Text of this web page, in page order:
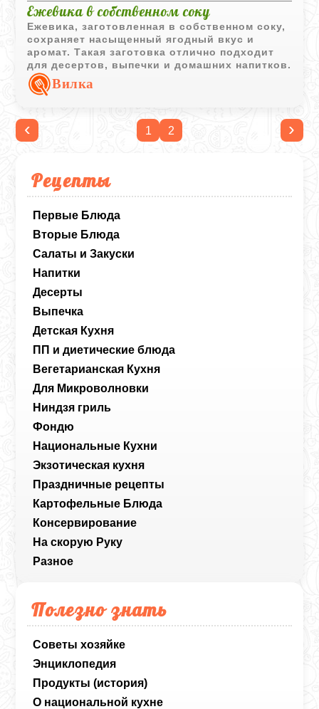
Рецепты
Первые Блюда
Вторые Блюда
Салаты и Закуски
Напитки
Десерты
Выпечка
Детская Кухня
ПП и диетические блюда
Вегетарианская Кухня
Для Микроволновки
Ниндзя гриль
Фондю
Национальные Кухни
Экзотическая кухня
Праздничные рецепты
Картофельные Блюда
Консервирование
На скорую Руку
Разное
Полезно знать
Советы хозяйке
Энциклопедия
Продукты (история)
О национальной кухне
Ежевика в собственном соку
Ежевика, заготовленная в собственном соку,
сохраняет насыщенный ягодный вкус и
аромат. Такая заготовка отлично подходит
для десертов, выпечки и домашних напитков.
Вилка
‹ 1 2 ›